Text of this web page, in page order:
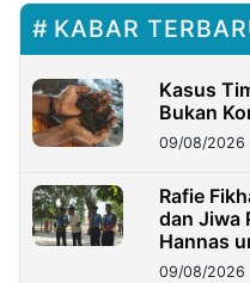
KABAR
Kasus
Bukan
09/08/2026
Rafie
dan Jiwa
Hannas
09/08/2026